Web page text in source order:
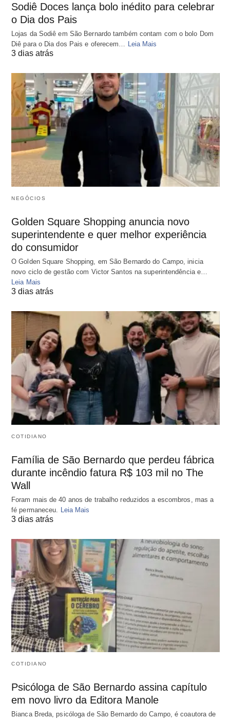
Sodiê Doces lança bolo inédito para celebrar
o Dia dos Pais
Lojas da Sodiê em São Bernardo também contam com o bolo Dom
Diê para o Dia dos Pais e oferecem… Leia Mais
3 dias atrás
NEGÓCIOS
Golden Square Shopping anuncia novo
superintendente e quer melhor experiência
do consumidor
O Golden Square Shopping, em São Bernardo do Campo, inicia
novo ciclo de gestão com Victor Santos na superintendência e…
Leia Mais
3 dias atrás
COTIDIANO
Família de São Bernardo que perdeu fábrica
durante incêndio fatura R$ 103 mil no The
Wall
Foram mais de 40 anos de trabalho reduzidos a escombros, mas a
fé permaneceu. Leia Mais
3 dias atrás
COTIDIANO
Psicóloga de São Bernardo assina capítulo
em novo livro da Editora Manole
Bianca Breda, psicóloga de São Bernardo do Campo, é coautora de